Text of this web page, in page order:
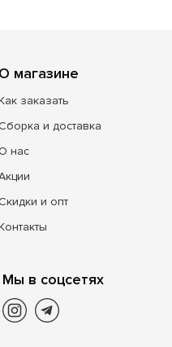
О магазине
заказать
Сборка и доставка
нас
Скидки и опт
Мы в соцсетях